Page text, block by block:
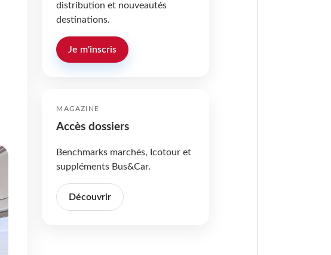
distribution et nouveautés
destinations.
Je m'inscris
MAGAZINE
Accès dossiers
Benchmarks marchés, Icotour et
suppléments Bus&Car.
Découvrir